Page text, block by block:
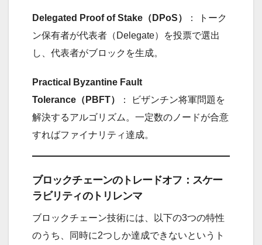
Delegated Proof of Stake（DPoS）
： トーク
ン保有者が代表者（Delegate）を投票で選出
し、代表者がブロックを生成。
Practical Byzantine Fault
Tolerance（PBFT）
： ビザンチン将軍問題を
解決するアルゴリズム。一定数のノードが合意
すればファイナリティ達成。
ブロックチェーンのトレードオフ：スケー
ラビリティのトリレンマ
ブロックチェーン技術には、以下の3つの特性
のうち、同時に2つしか達成できないというト